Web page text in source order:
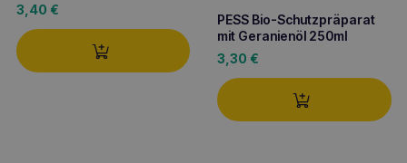
3,40 €
PESS Bio-Schutzpräparat
mit Geranienöl 250ml
3,30 €